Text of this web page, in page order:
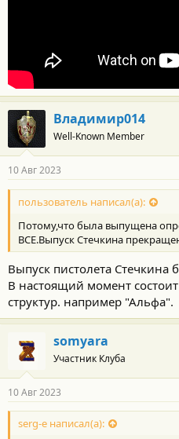
Владимир014
Well-Known Member
10 Авг 2023
пользователь написал(а):
Потому,что была выпущена
ВСЕ.Выпуск Стечкина
Выпуск пистолета Стечкина
В настоящий момент
структур. например "Альфа".
somyara
Участник Клуба
10 Авг 2023
serg-e написал(а):